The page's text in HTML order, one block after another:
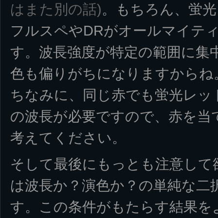
はまた別の話)。もちろん、蛍
フルスペやDRがオールマイテ
す。波長強度が特定の範囲に集
色も偏りがちになりますからね
ちなみに、同じ赤でも蛍光レ
の波長が必要ですので、赤を
考えてください。
そして最後にもっとも注意し
は波長か？演色か？の単純な
す。この条件がもたらす結果